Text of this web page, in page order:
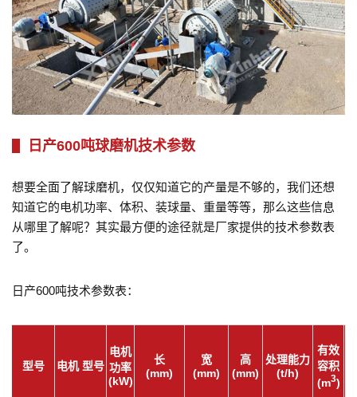
日产600吨球磨机技术参数
想要全面了解球磨机，仅仅知道它的产量是不够的，我们还想
知道它的电机功率、体积、装球量、重量等等，那么这些信息
从哪里了解呢？其实最方便的途径就是厂家提供的技术参数表
了。
日产600吨技术参数表：
型号 电机 型号
电机
功率
(kW)
长
(mm)
宽
(mm)
高
(mm)
处理能力
(t/h)
有效
容积
(m3)